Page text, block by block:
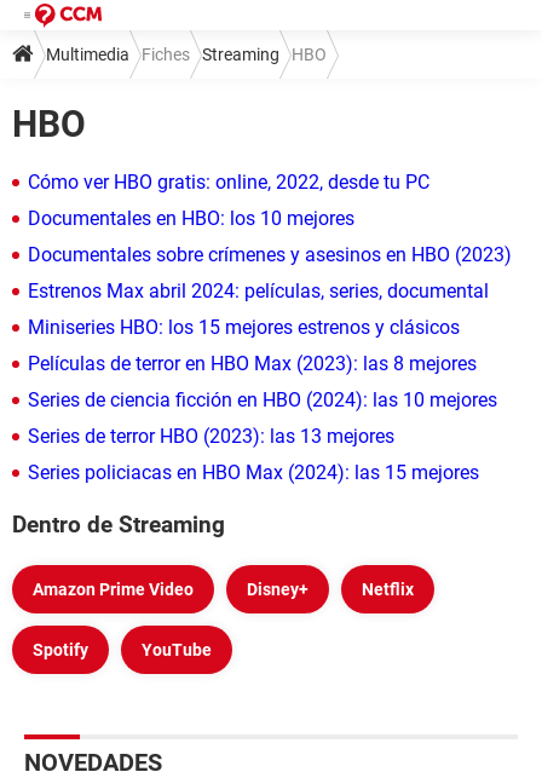
Multimedia Fiches Streaming HBO
HBO
Cómo ver HBO gratis: online, 2022, desde tu PC
Documentales en HBO: los 10 mejores
Documentales sobre crímenes y asesinos en HBO (2023)
Estrenos Max abril 2024: películas, series, documental
Miniseries HBO: los 15 mejores estrenos y clásicos
Películas de terror en HBO Max (2023): las 8 mejores
Series de ciencia ficción en HBO (2024): las 10 mejores
Series de terror HBO (2023): las 13 mejores
Series policiacas en HBO Max (2024): las 15 mejores
Dentro de Streaming
Amazon Prime Video Disney+ Netflix
Spotify YouTube
NOVEDADES